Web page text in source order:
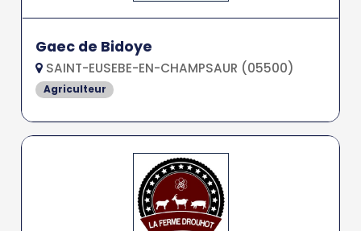
Gaec de Bidoye
SAINT-EUSEBE-EN-CHAMPSAUR (05500)
Agriculteur